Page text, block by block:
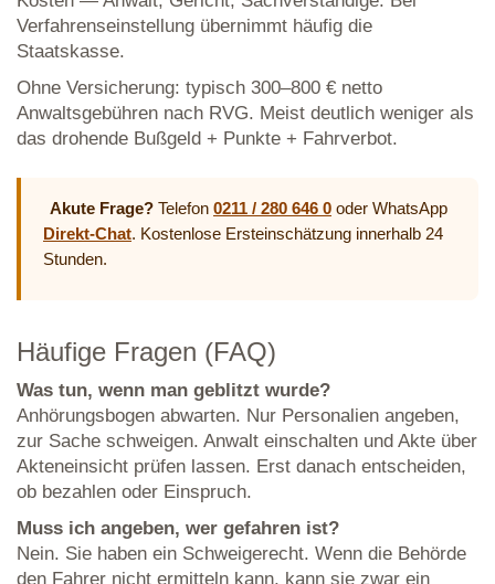
Verfahrenseinstellung übernimmt häufig die
Staatskasse.
Ohne Versicherung: typisch 300–800 € netto
Anwaltsgebühren nach RVG. Meist deutlich weniger als
das drohende Bußgeld + Punkte + Fahrverbot.
Akute Frage? Telefon 0211 / 280 646 0 oder WhatsApp
Direkt-Chat. Kostenlose Ersteinschätzung innerhalb 24
Stunden.
Häufige Fragen (FAQ)
Was tun, wenn man geblitzt wurde?
Anhörungsbogen abwarten. Nur Personalien angeben,
zur Sache schweigen. Anwalt einschalten und Akte über
Akteneinsicht prüfen lassen. Erst danach entscheiden,
ob bezahlen oder Einspruch.
Muss ich angeben, wer gefahren ist?
Nein. Sie haben ein Schweigerecht. Wenn die Behörde
den Fahrer nicht ermitteln kann, kann sie zwar ein